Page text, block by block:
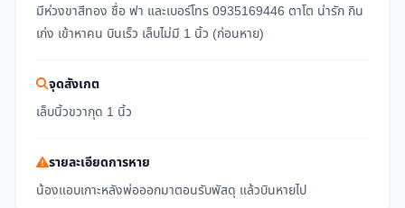
มีห่วงขาสีทอง ชื่อ ฟา และเบอร์โทร 0935169446 ตาโต น่ารัก กิน
เก่ง เข้าหาคน บินเร็ว เล็บไม่มี 1 นิ้ว (ก่อนหาย)
จุดสังเกต
เล็บนิ้วขวากุด 1 นิ้ว
รายละเอียดการหาย
น้องแอบเกาะหลังพ่อออกมาตอนรับพัสดุ แล้วบินหายไป